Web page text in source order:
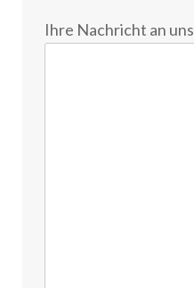
Ihre Nachricht an uns